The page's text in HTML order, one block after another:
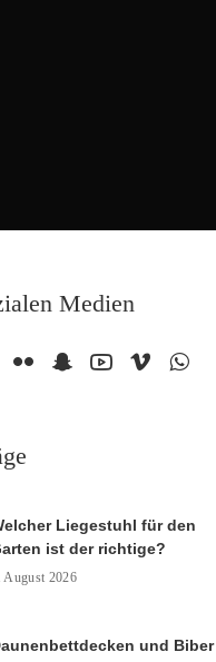
Medien
Liegestuhl für den
ist der richtige?
August 2026
und Biber